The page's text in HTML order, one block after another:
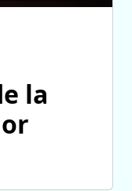
la